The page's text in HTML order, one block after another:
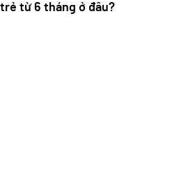
từ 6 tháng ở đâu?